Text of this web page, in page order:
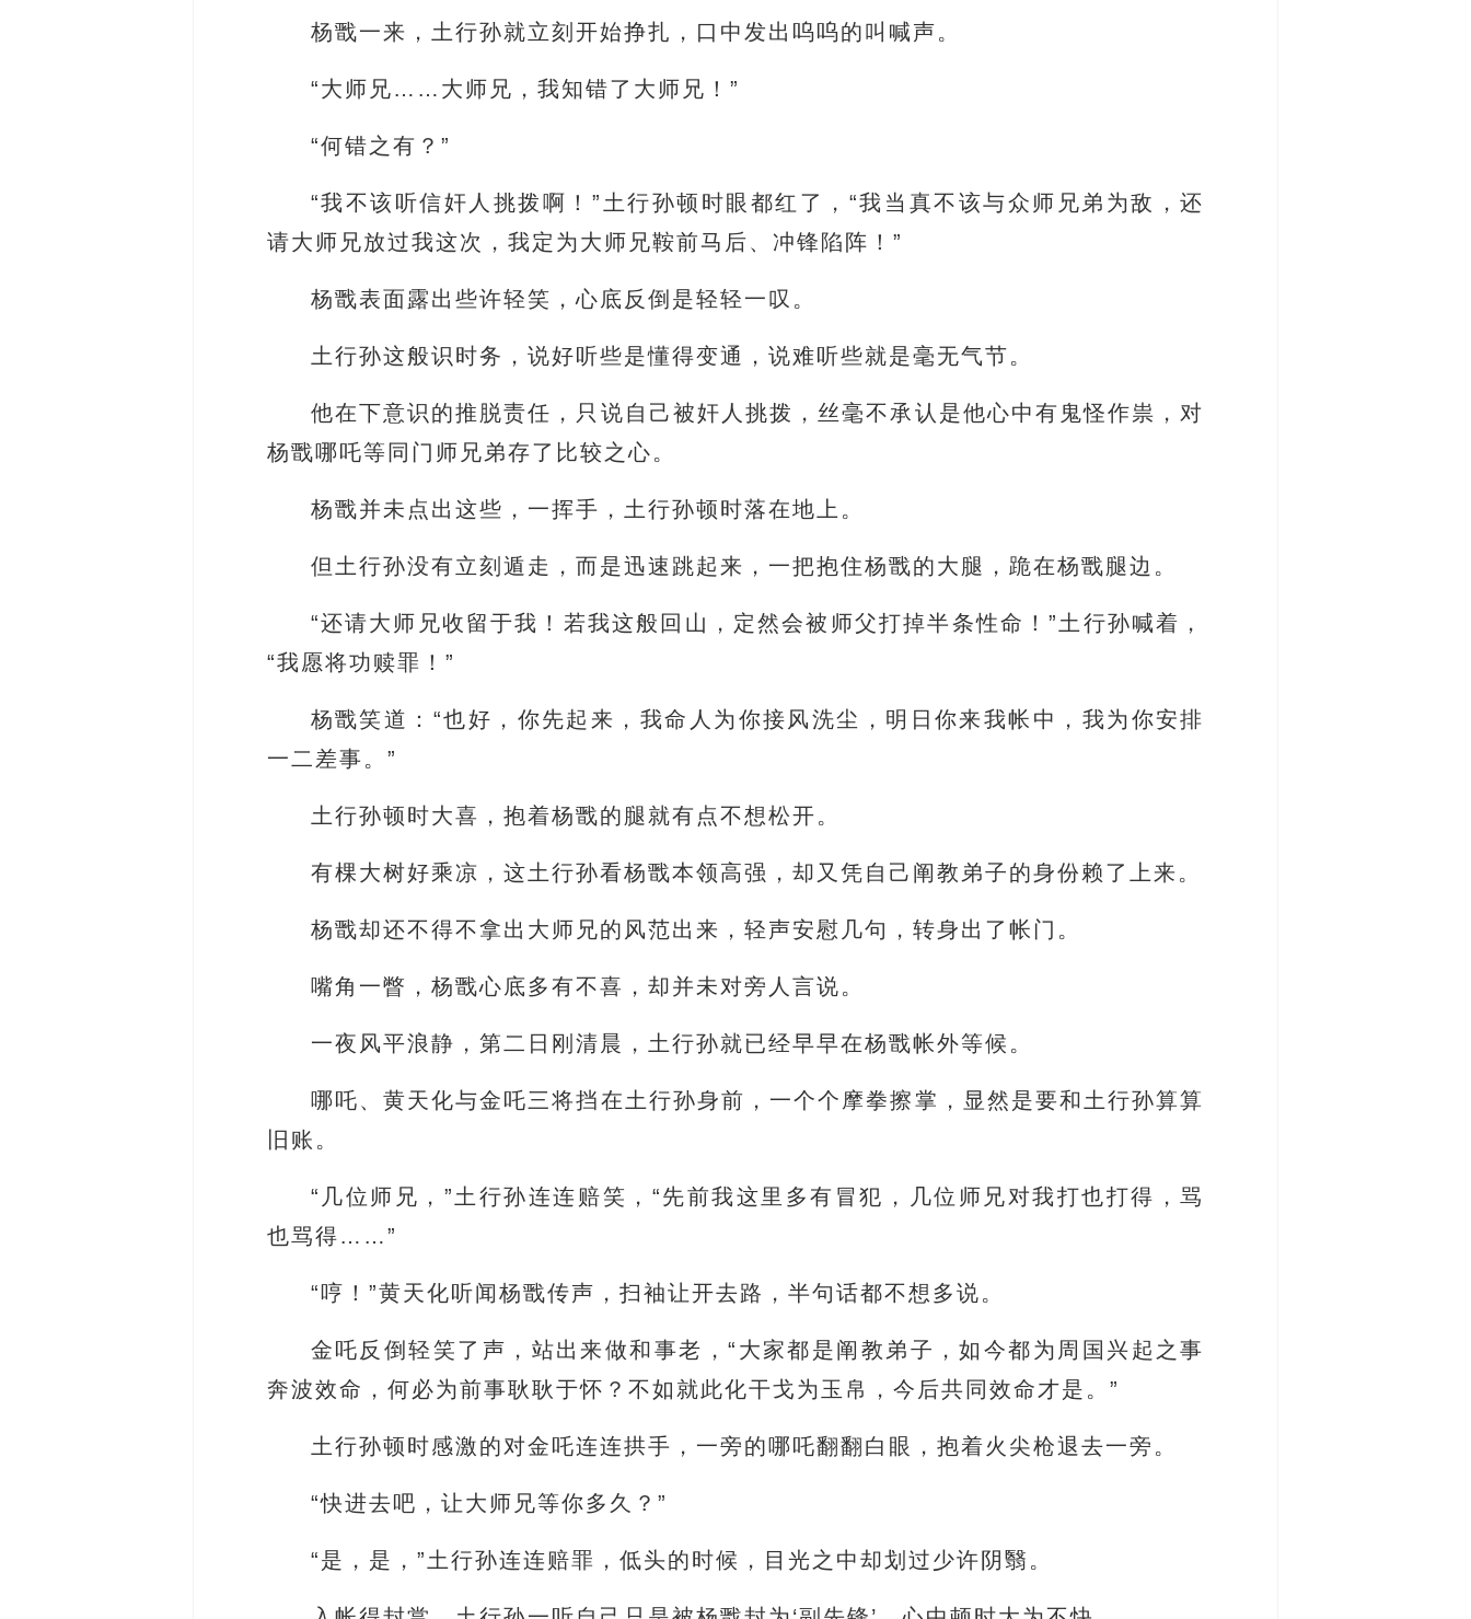
杨戬一来，土行孙就立刻开始挣扎，口中发出呜呜的叫喊声。
“大师兄……大师兄，我知错了大师兄！”
“何错之有？”
“我不该听信奸人挑拨啊！”土行孙顿时眼都红了，“我当真不该与众师兄弟为敌，还
请大师兄放过我这次，我定为大师兄鞍前马后、冲锋陷阵！”
杨戬表面露出些许轻笑，心底反倒是轻轻一叹。
土行孙这般识时务，说好听些是懂得变通，说难听些就是毫无气节。
他在下意识的推脱责任，只说自己被奸人挑拨，丝毫不承认是他心中有鬼怪作祟，对
杨戬哪吒等同门师兄弟存了比较之心。
杨戬并未点出这些，一挥手，土行孙顿时落在地上。
但土行孙没有立刻遁走，而是迅速跳起来，一把抱住杨戬的大腿，跪在杨戬腿边。
“还请大师兄收留于我！若我这般回山，定然会被师父打掉半条性命！”土行孙喊着，
“我愿将功赎罪！”
杨戬笑道：“也好，你先起来，我命人为你接风洗尘，明日你来我帐中，我为你安排
一二差事。”
土行孙顿时大喜，抱着杨戬的腿就有点不想松开。
有棵大树好乘凉，这土行孙看杨戬本领高强，却又凭自己阐教弟子的身份赖了上来。
杨戬却还不得不拿出大师兄的风范出来，轻声安慰几句，转身出了帐门。
嘴角一瞥，杨戬心底多有不喜，却并未对旁人言说。
一夜风平浪静，第二日刚清晨，土行孙就已经早早在杨戬帐外等候。
哪吒、黄天化与金吒三将挡在土行孙身前，一个个摩拳擦掌，显然是要和土行孙算算
旧账。
“几位师兄，”土行孙连连赔笑，“先前我这里多有冒犯，几位师兄对我打也打得，骂
也骂得……”
“哼！”黄天化听闻杨戬传声，扫袖让开去路，半句话都不想多说。
金吒反倒轻笑了声，站出来做和事老，“大家都是阐教弟子，如今都为周国兴起之事
奔波效命，何必为前事耿耿于怀？不如就此化干戈为玉帛，今后共同效命才是。”
土行孙顿时感激的对金吒连连拱手，一旁的哪吒翻翻白眼，抱着火尖枪退去一旁。
“快进去吧，让大师兄等你多久？”
“是，是，”土行孙连连赔罪，低头的时候，目光之中却划过少许阴翳。